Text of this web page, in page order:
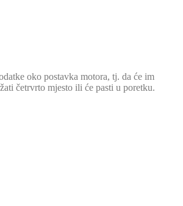
oko postavka motora, tj. da će im
četrvrto mjesto ili će pasti u poretku.